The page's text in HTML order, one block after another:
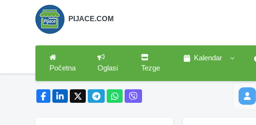
PIJACE.COM
Početna Oglasi Tezge
Kalendar